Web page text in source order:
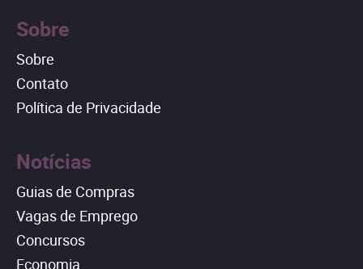
Sobre
Sobre
Contato
Política de Privacidade
Notícias
Guias de Compras
Vagas de Emprego
Concursos
Economia